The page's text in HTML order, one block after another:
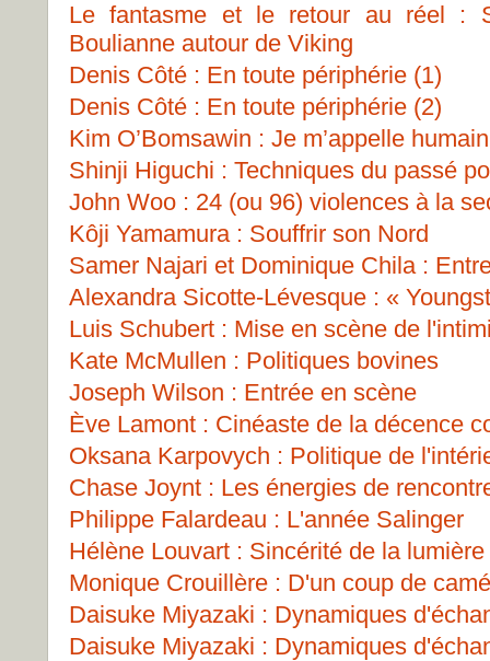
Le fantasme et le retour au réel :
Boulianne autour de Viking
Denis Côté : En toute périphérie (1)
Denis Côté : En toute périphérie (2)
Kim O’Bomsawin : Je m’appelle humain
Shinji Higuchi : Techniques du passé
John Woo : 24 (ou 96) violences à la
Kôji Yamamura : Souffrir son Nord
Samer Najari et Dominique Chila :
Alexandra Sicotte-Lévesque : «
Luis Schubert : Mise en scène de
Kate McMullen : Politiques bovines
Joseph Wilson : Entrée en scène
Ève Lamont : Cinéaste de la décence
Oksana Karpovych : Politique de
Chase Joynt : Les énergies de
Philippe Falardeau : L'année Salinger
Hélène Louvart : Sincérité de la lumière
Monique Crouillère : D'un coup de
Daisuke Miyazaki : Dynamiques
Daisuke Miyazaki : Dynamiques